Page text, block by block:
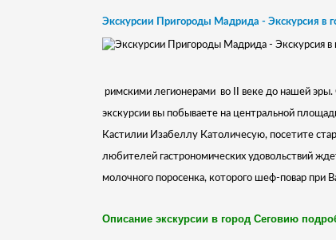
Экскурсии Пригороды Мадрида - Экскурсия в
римскими легионерами во II веке до нашей
экскурсии вы побываете на центральной
Кастилии Изабеллу Католичесую, посетите
любителей гастрономических удовольствий
молочного поросенка, которого шеф-повар при
Описание экскурсии в город Сеговию